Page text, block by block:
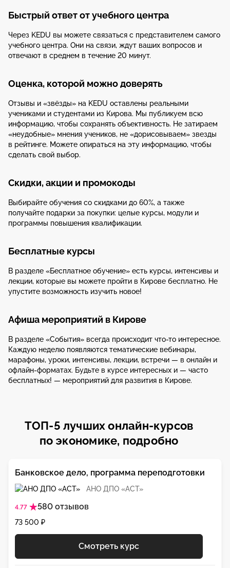
Быстрый ответ от учебного центра
Через KEDU вы можете связаться с представителем самого
учебного центра. Они на связи, ждут ваших вопросов и
отвечают в среднем в течение 20 минут.
Оценка, которой можно доверять
Отзывы и «звёзды» на KEDU оставлены реальными
учениками и студентами из Кирова. Мы публикуем всю
информацию, чтобы сохранять объективность. Не затираем
«неудобные» мнения учеников, не «дорисовываем» звезды
в рейтинге. Можете опираться на эту информацию, чтобы
сделать свой выбор.
Скидки, акции и промокоды
Выбирайте обучения со скидками до 60%, а также
получайте подарки за покупки: целые курсы, модули и
программы повышения квалификации.
Бесплатные курсы
В разделе «Бесплатное обучение» есть курсы, интенсивы и
лекции, которые вы можете пройти в Кирове бесплатно. Не
упустите возможность изучить новое!
Афиша мероприятий в Кирове
В разделе «События» всегда происходит что-то интересное.
Каждую неделю появляются тематические вебинары,
марафоны, уроки, интенсивы, лекции, встречи — в онлайн и
офлайн-форматах. Будьте в курсе интересных и — часто
бесплатных! — мероприятий для развития в Кирове.
ТОП-5 лучших онлайн-курсов
по экономике, подробно
АНО ДПО «АСТ»
4.77 580 отзывов
Банковское дело, программа переподготовки
73 500 ₽
Смотреть курс